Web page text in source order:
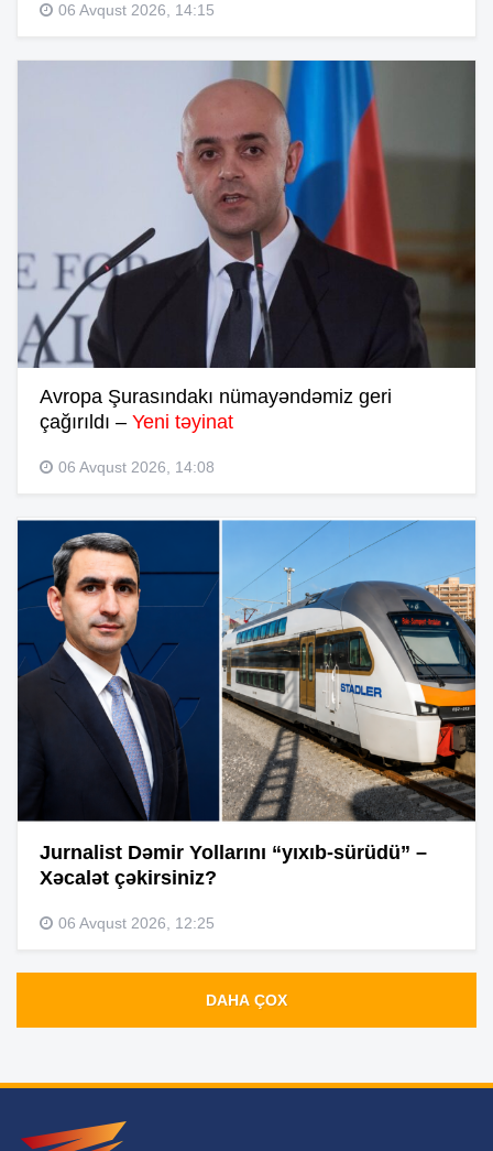
06 Avqust 2026, 14:15
Avropa Şurasındakı nümayəndəmiz geri
çağırıldı – Yeni təyinat
06 Avqust 2026, 14:08
Jurnalist Dəmir Yollarını “yıxıb-sürüdü” –
Xəcalət çəkirsiniz?
06 Avqust 2026, 12:25
DAHA ÇOX